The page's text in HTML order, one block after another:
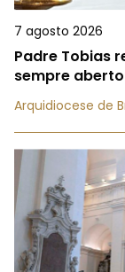
7 agosto 2026
Padre Tobias
sempre
Arquidiocese de